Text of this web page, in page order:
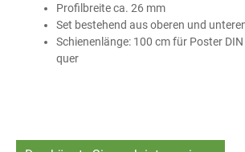
Profilbreite ca. 26 mm
Set bestehend aus oberen und
Schienenlänge: 100 cm für Poster DIN
quer